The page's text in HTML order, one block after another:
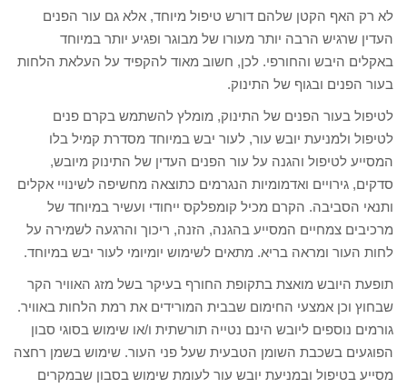
לא רק האף הקטן שלהם דורש טיפול מיוחד, אלא גם עור הפנים
העדין שרגיש הרבה יותר מעורו של מבוגר ופגיע יותר במיוחד
באקלים היבש והחורפי. לכן, חשוב מאוד להקפיד על העלאת הלחות
בעור הפנים ובגוף של התינוק.
לטיפול בעור הפנים של התינוק, מומלץ להשתמש בקרם פנים
לטיפול ולמניעת יובש עור, לעור יבש במיוחד מסדרת קמיל בלו
המסייע לטיפול והגנה על עור הפנים העדין של התינוק מיובש,
סדקים, גירויים ואדמומיות הנגרמים כתוצאה מחשיפה לשינויי אקלים
ותנאי הסביבה. הקרם מכיל קומפלקס ייחודי ועשיר במיוחד של
מרכיבים צמחיים המסייע בהגנה, הזנה, ריכוך והרגעה לשמירה על
לחות העור ומראה בריא. מתאים לשימוש יומיומי לעור יבש במיוחד.
תופעת היובש מואצת בתקופת החורף בעיקר בשל מזג האוויר הקר
שבחוץ וכן אמצעי החימום שבבית המורידים את רמת הלחות באוויר.
גורמים נוספים ליובש הינם נטייה תורשתית ו/או שימוש בסוגי סבון
הפוגעים בשכבת השומן הטבעית שעל פני העור. שימוש בשמן רחצה
מסייע בטיפול ובמניעת יובש עור לעומת שימוש בסבון שבמקרים